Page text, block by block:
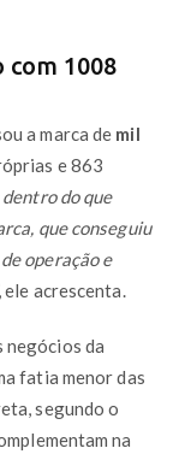
1008
a marca de mil
e 863
do que
que conseguiu
operação e
ele acrescenta.
negócios da
fatia menor das
segundo o
na